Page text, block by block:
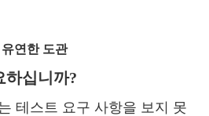
연한 도관
하십니까?
테스트 요구 사항을 보지 못